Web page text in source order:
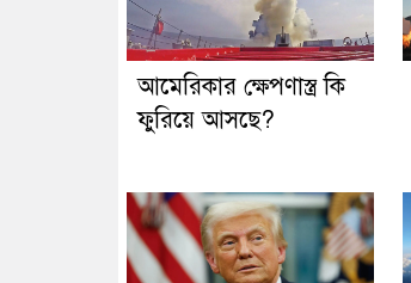
আমেরিকার ক্ষেপণাস্ত্র কি
ফুরিয়ে আসছে?